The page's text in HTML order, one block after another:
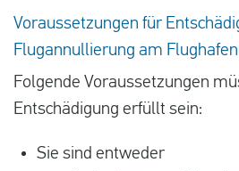
Voraussetzungen für
Flugannullierung am
Folgende Voraussetzungen
Entschädigung erfüllt sein:
Sie sind entweder